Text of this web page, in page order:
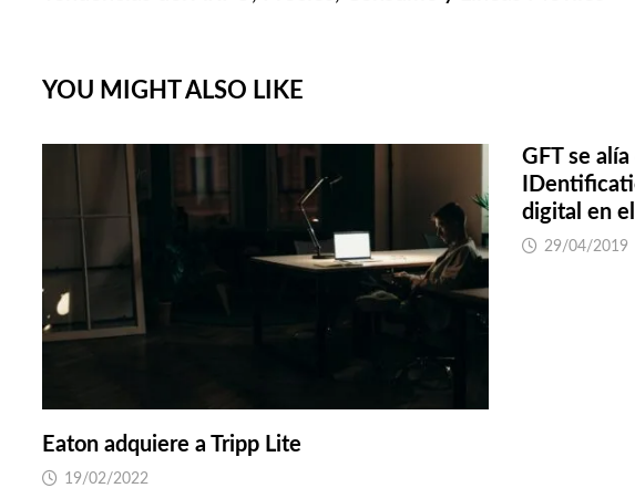
de
YOU MIGHT ALSO LIKE
Eaton adquiere a Tripp Lite
19/02/2022
GFT se
digital en
29/04/2019